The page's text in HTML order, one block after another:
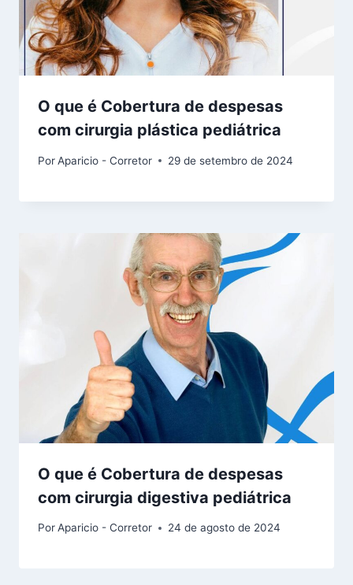
O que é Cobertura de despesas
com cirurgia plástica pediátrica
PorAparicio - Corretor 29 de setembro de 2024
O que é Cobertura de despesas
com cirurgia digestiva pediátrica
PorAparicio - Corretor 24 de agosto de 2024